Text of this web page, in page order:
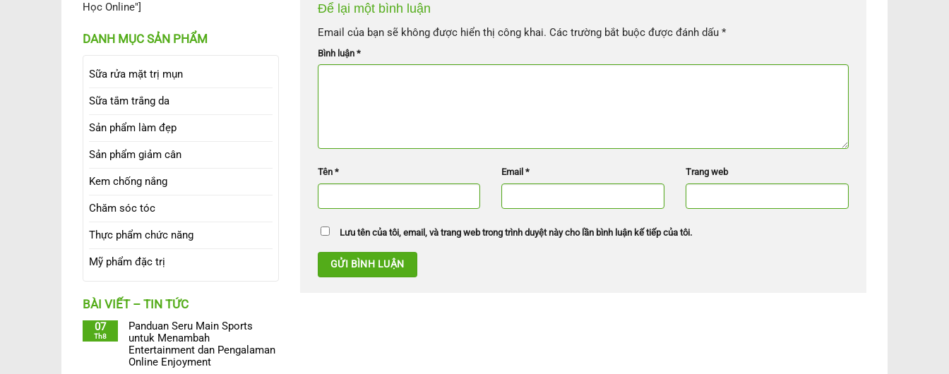
Học Online"]
DANH MỤC SẢN PHẨM
Sữa rửa mặt trị mụn
Sữa tắm trắng da
Sản phẩm làm đẹp
Sản phẩm giảm cân
Kem chống nắng
Chăm sóc tóc
Thực phẩm chức năng
Mỹ phẩm đặc trị
BÀI VIẾT – TIN TỨC
07
Th8
Panduan Seru Main Sports
untuk Menambah
Entertainment dan Pengalaman
Online Enjoyment
Để lại một bình luận
Email của bạn sẽ không được hiển thị công khai. Các trường bắt buộc được đánh dấu *
Bình luận *
Tên * Email* Trang web
Lưu tên của tôi, email, và trang web trong trình duyệt này cho lần bình luận kế tiếp của tôi.